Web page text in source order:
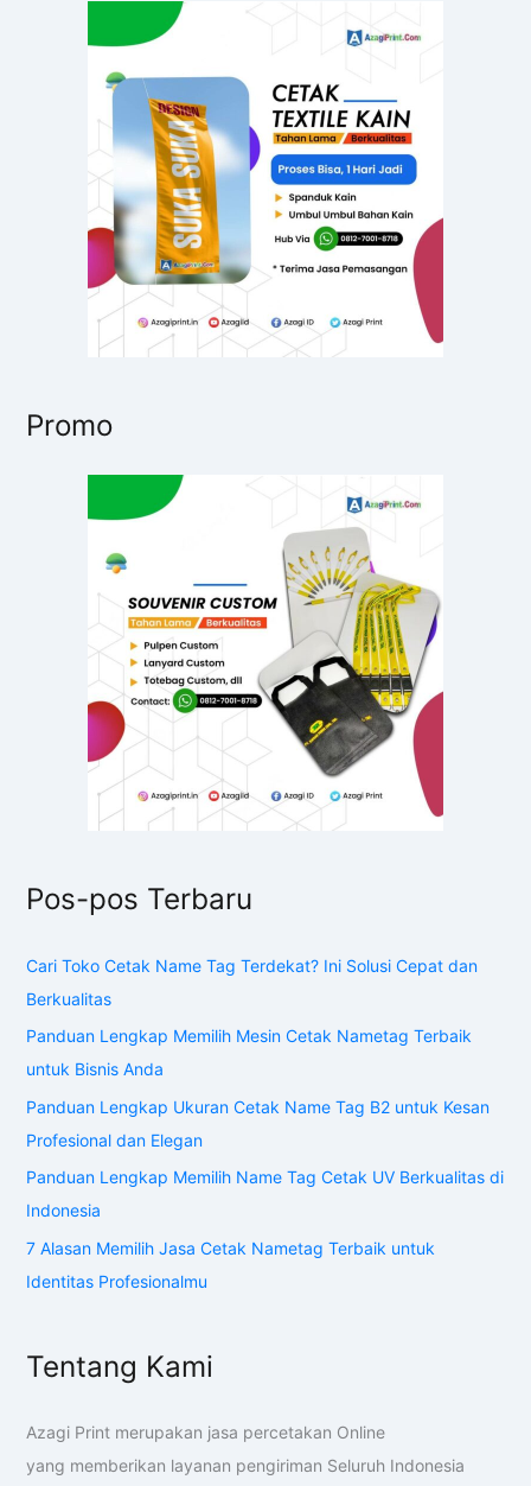
Promo
Pos-pos Terbaru
Cari Toko Cetak Name Tag Terdekat? Ini Solusi Cepat dan
Berkualitas
Panduan Lengkap Memilih Mesin Cetak Nametag Terbaik
untuk Bisnis Anda
Panduan Lengkap Ukuran Cetak Name Tag B2 untuk Kesan
Profesional dan Elegan
Panduan Lengkap Memilih Name Tag Cetak UV Berkualitas di
Indonesia
7 Alasan Memilih Jasa Cetak Nametag Terbaik untuk
Identitas Profesionalmu
Tentang Kami
Azagi Print merupakan jasa percetakan Online
yang memberikan layanan pengiriman Seluruh Indonesia